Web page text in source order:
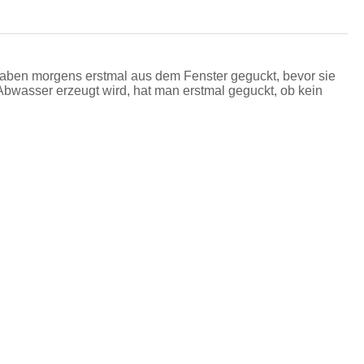
morgens erstmal aus dem Fenster geguckt, bevor sie
erzeugt wird, hat man erstmal geguckt, ob kein